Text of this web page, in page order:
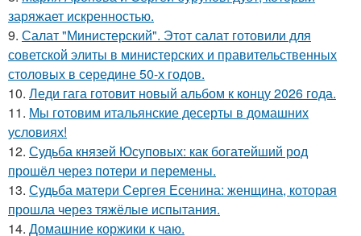
заряжает искренностью.
9. Салат "Министерский". Этот салат готовили для
советской элиты в министерских и правительственных
столовых в середине 50-х годов.
10. Леди гага готовит новый альбом к концу 2026 года.
11. Мы готовим итальянские десерты в домашних
условиях!
12. Судьба князей Юсуповых: как богатейший род
прошёл через потери и перемены.
13. Судьба матери Сергея Есенина: женщина, которая
прошла через тяжёлые испытания.
14. Домашние коржики к чаю.